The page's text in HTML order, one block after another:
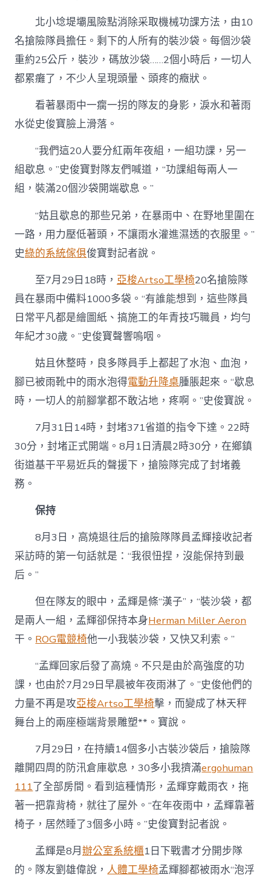
北小埝堤壩風險點消除采取機械功課方法，由10
名搶險隊員擔任。剩下的人所有的裝沙袋。每個沙袋
重約25公斤，裝沙，碼放沙袋……2個小時后，一切人
都累癱了，不少人呈現頭暈、頭疼的癥狀。
看著暴雨中一瘸一拐的隊友的身影，淚水和著雨
水從史俊寶臉上滑落。
“我們這20人要分紅兩年夜組，一組功課，另一
組歇息。”史俊寶對隊友們喊道，“功課組每兩人一
組，裝滿20個沙袋開端歇息。”
“姑且歇息的那些兄弟，在暴雨中、在野地里圍在
一路，用力壓低著頭，不讓雨水灌進濕透的衣服里。”
史綠的系統傢俱俊寶對記者說。
至7月29日18時， 亞梭Artso工學椅20名搶險隊
員在暴雨中備料1000多袋。“有誰能想到，這些隊員
日常平凡都是繪圖紙、搞施工的年青技巧職員，均勻
年紀才30歲。”史俊寶聲響嗚咽。
姑且休整時，良多隊員手上都起了水泡、血泡，
腳已被雨靴中的雨水泡得電動升降桌腫脹起來。“歇息
時，一切人的前腳掌都不敢沾地，疼啊。”史俊寶說。
7月31日14時，封堵371省道的指令下達。22時
30分，封堵正式開端。8月1日清晨2時30分，在鄉鎮
街道基干平易近兵的聲援下，搶險隊完成了封堵義
務。
保持
8月3日，高燒退往后的搶險隊隊員孟輝接收記者
采訪時的第一句話就是：“我很忸捏，沒能保持到最
后。”
但在隊友的眼中，孟輝是條“漢子”，“裝沙袋，都
是兩人一組，孟輝卻保持本身Herman Miller Aeron
干。 ROG電競椅他一小我裝沙袋，又快又利索。”
“孟輝回家后發了高燒。不只是由於高強度的功
課，也由於7月29日早晨被年夜雨淋了。”史俊他們的
力量不再是攻亞梭Artso工學椅擊，而變成了林天秤
舞台上的兩座極端背景雕塑**。寶說。
7月29日，在持續14個多小古裝沙袋后，搶險隊
離開四周的防汛倉庫歇息，30多小我擠滿ergohuman
111了全部房間。看到這種情形，孟輝穿戴雨衣，拖
著一把靠背椅，就往了屋外。“在年夜雨中，孟輝靠著
椅子，居然睡了3個多小時。”史俊寶對記者說。
孟輝是8月辦公室系統櫃1日下戰書才分開步隊
的。隊友劉雄偉說， 人體工學椅孟輝腳都被雨水“泡浮